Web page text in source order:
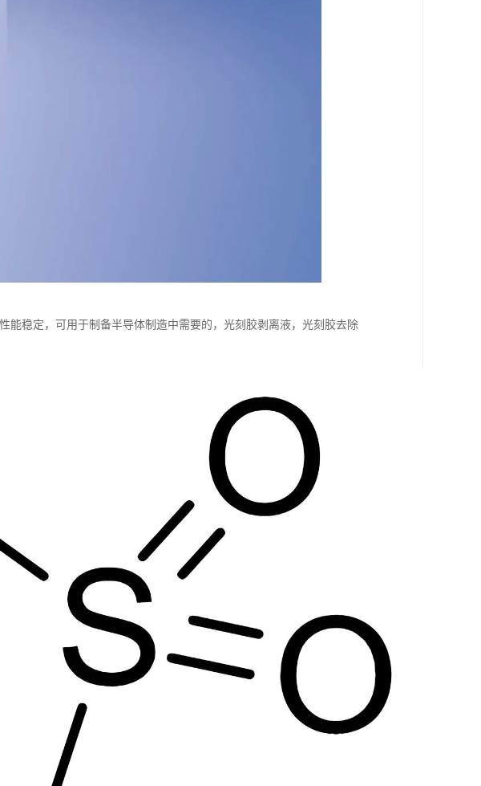
能稳定，可用于制备半导体制造中需要的，光刻胶剥离液，光刻胶去除